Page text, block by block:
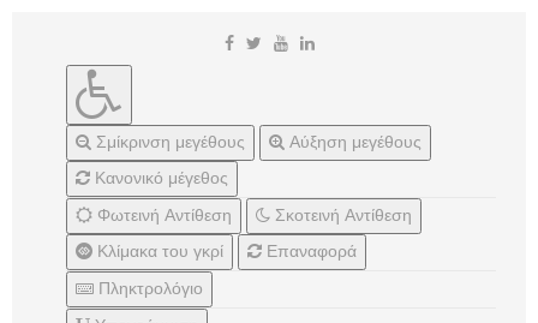
Σμίκρινση μεγέθους
Αύξηση μεγέθους
Κανονικό μέγεθος
Φωτεινή Αντίθεση
Σκοτεινή Αντίθεση
Κλίμακα του γκρί
Επαναφορά
Πληκτρολόγιο